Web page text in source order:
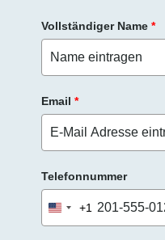
Vollständiger Name *
Email *
Telefonnummer
United
States
+1